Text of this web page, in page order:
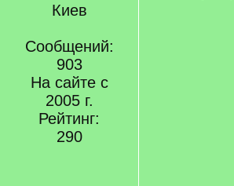
Киев
Сообщений:
903
На сайте с
2005 г.
Рейтинг:
290